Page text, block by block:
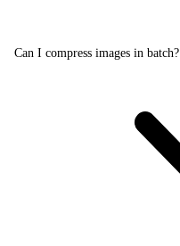
Can I compress images in batch?